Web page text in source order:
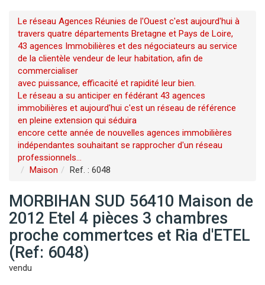
Le réseau Agences Réunies de l'Ouest c'est aujourd'hui à
travers quatre départements Bretagne et Pays de Loire,
43 agences Immobilières et des négociateurs au service
de la clientèle vendeur de leur habitation, afin de
commercialiser
avec puissance, efficacité et rapidité leur bien.
Le réseau a su anticiper en fédérant 43 agences
immobilières et aujourd'hui c'est un réseau de référence
en pleine extension qui séduira
encore cette année de nouvelles agences immobilières
indépendantes souhaitant se rapprocher d'un réseau
professionnels...
Maison
Ref. : 6048
MORBIHAN SUD 56410 Maison de
2012 Etel 4 pièces 3 chambres
proche commertces et Ria d'ETEL
(Ref: 6048)
vendu